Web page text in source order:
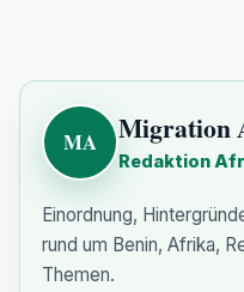
MA Migration
Redaktion
Einordnung,
rund um Benin, Afrika,
Themen.